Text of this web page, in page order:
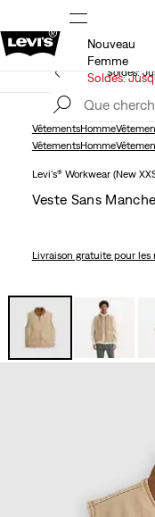
Nouveau
Femme
Soldes:Soldes:
VêtementsHomme
VêtementsHomme
Levi's® Workwear (New
Veste Sans
Livraison gratuitepour les